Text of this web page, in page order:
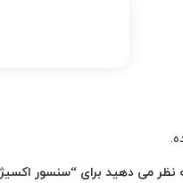
می دهید برای “سنسور اكسیژن